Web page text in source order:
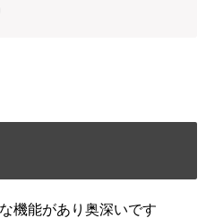
機能があり奥深いです